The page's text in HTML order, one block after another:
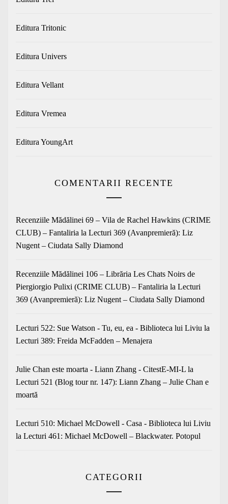
Editura Tritonic
Editura Univers
Editura Vellant
Editura Vremea
Editura YoungArt
COMENTARII RECENTE
Recenziile Mădălinei 69 – Vila de Rachel Hawkins (CRIME
CLUB) – Fantaliria la Lecturi 369 (Avanpremieră): Liz
Nugent – Ciudata Sally Diamond
Recenziile Mădălinei 106 – Librăria Les Chats Noirs de
Piergiorgio Pulixi (CRIME CLUB) – Fantaliria la Lecturi
369 (Avanpremieră): Liz Nugent – Ciudata Sally Diamond
Lecturi 522: Sue Watson - Tu, eu, ea - Biblioteca lui Liviu la
Lecturi 389: Freida McFadden – Menajera
Julie Chan este moarta - Liann Zhang - CitestE-MI-L la
Lecturi 521 (Blog tour nr. 147): Liann Zhang – Julie Chan e
moartă
Lecturi 510: Michael McDowell - Casa - Biblioteca lui Liviu
la Lecturi 461: Michael McDowell – Blackwater. Potopul
CATEGORII